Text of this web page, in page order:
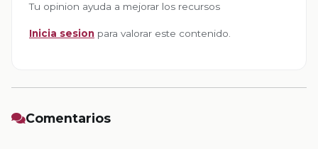
Tu opinion ayuda a mejorar los recursos
Inicia sesion para valorar este contenido.
Comentarios